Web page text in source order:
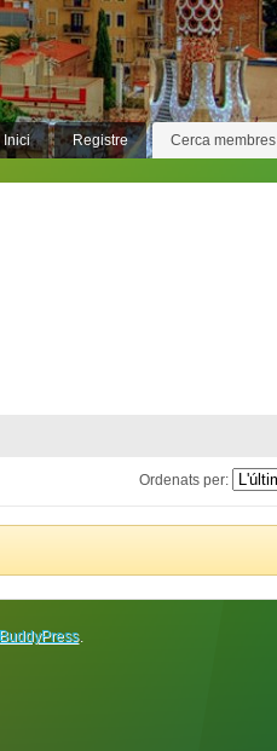
Inici Registre Cerca membres
Ordenats per:
BuddyPress.